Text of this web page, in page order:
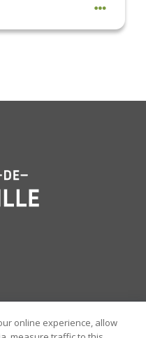
online experience, allow